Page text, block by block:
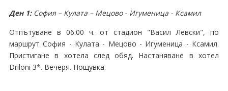
Ден 1: София – Кулата – Мецово - Игуменица - Ксамил
Отпътуване в 06:00 ч. от стадион "Васил Левски", по
маршрут София - Кулата - Мецово - Игуменица - Ксамил.
Пристигане в хотела след обяд. Настаняване в хотел
Driloni 3*. Вечеря. Нощувка.